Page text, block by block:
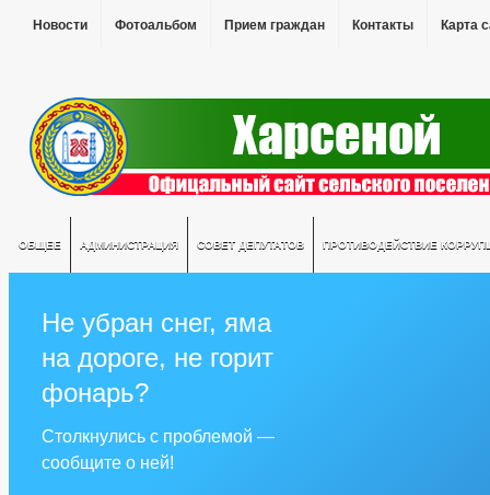
Новости Фотоальбом Прием граждан Контакты Карта
ОБЩЕЕ АДМИНИСТРАЦИЯ СОВЕТ ДЕПУТАТОВ ПРОТИВОДЕЙСТВИЕ
Не убран снег, яма
на дороге, не горит
фонарь?
Столкнулись с проблемой —
сообщите о ней!